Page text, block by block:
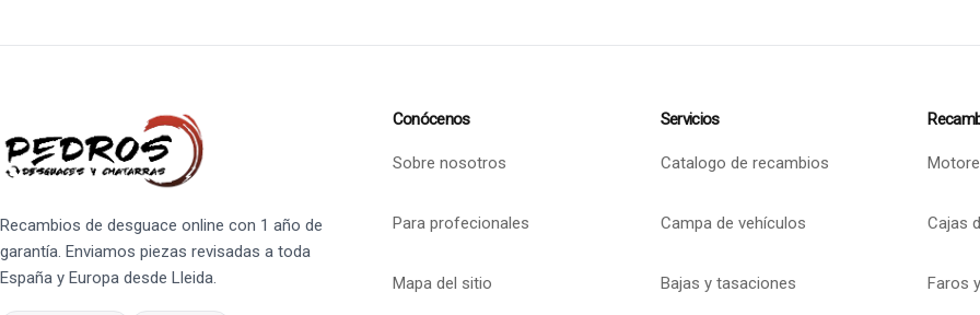
Recambios de desguace online con 1 año de
garantía. Enviamos piezas revisadas a toda
España y Europa desde Lleida.
Conócenos
Sobre nosotros
Para profecionales
Mapa del sitio
Servicios
Catalogo de recambios
Campa de vehículos
Bajas y tasaciones
Cajas
Faros